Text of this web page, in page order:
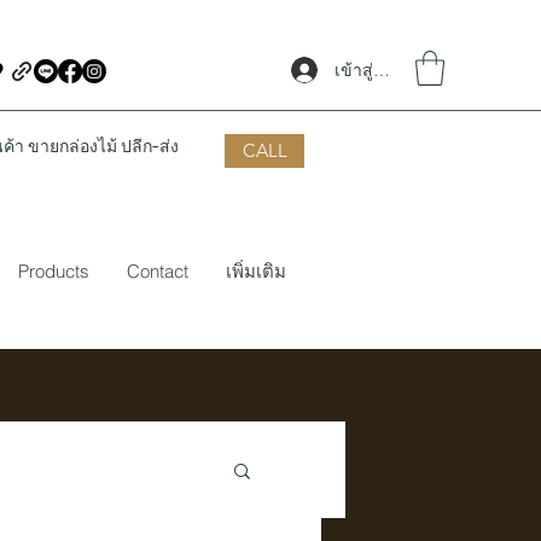
เข้าสู่ระบบ
า ขายกล่องไม้ ปลีก-ส่ง CALL
Products Contact เพิ่มเติม